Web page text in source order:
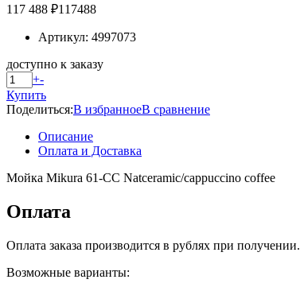
117 488 ₽117488
Артикул: 4997073
доступно к заказу
+-
Купить
Поделиться:В избранноеВ сравнение
Описание
Оплата и Доставка
Мойка Mikura 61-CC Natceramic/cappuccino coffee
Оплата
Оплата заказа производится в рублях при получении.
Возможные варианты: